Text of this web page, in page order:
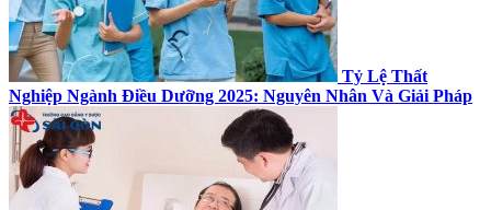
Tỷ Lệ Thất
Nghiệp Ngành Điều Dưỡng 2025: Nguyên Nhân Và Giải Pháp